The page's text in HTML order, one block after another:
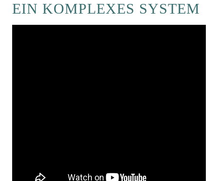
EIN KOMPLEXES SYSTEM